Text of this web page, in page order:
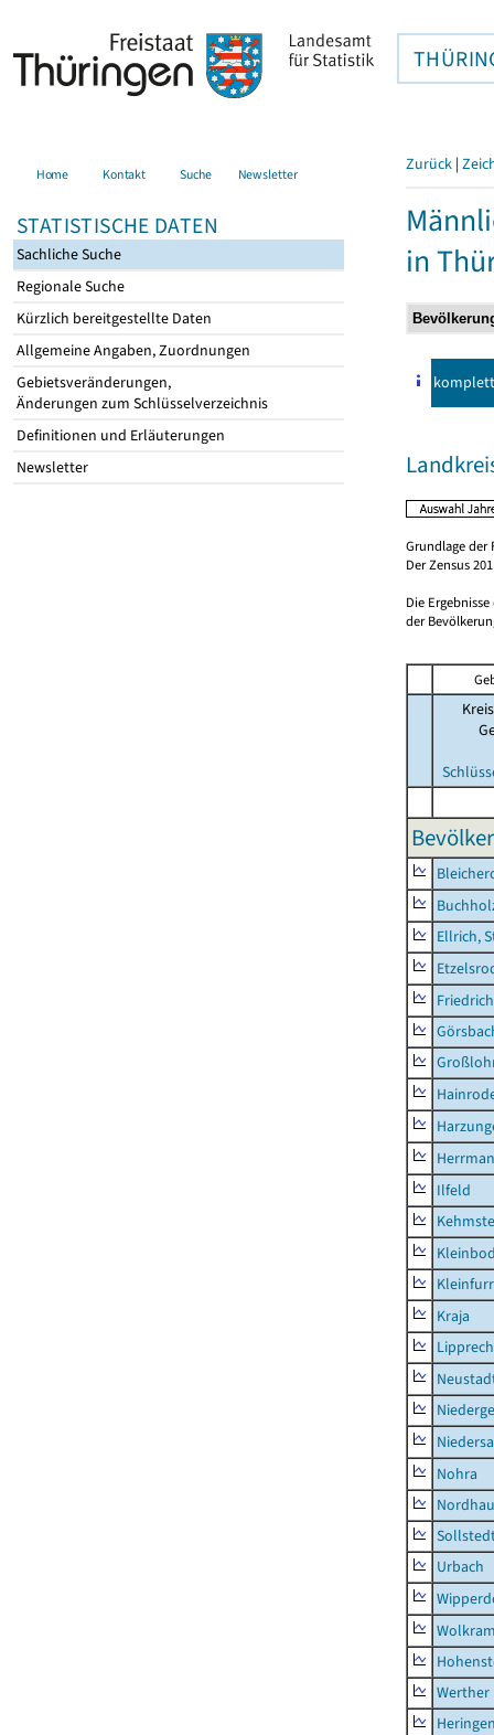
Home Kontakt Suche Newsletter
STATISTISCHE DATEN
Sachliche Suche
Regionale Suche
Kürzlich bereitgestellte Daten
Allgemeine Angaben, Zuordnungen
Gebietsveränderungen,
Änderungen zum Schlüsselverzeichnis
Definitionen und Erläuterungen
Newsletter
Zurück |
in
komplett
Grundlage der
Der Zensus
Die
der
Ellrich,
Ilfeld
Kraja
Nohra
Urbach
Werther